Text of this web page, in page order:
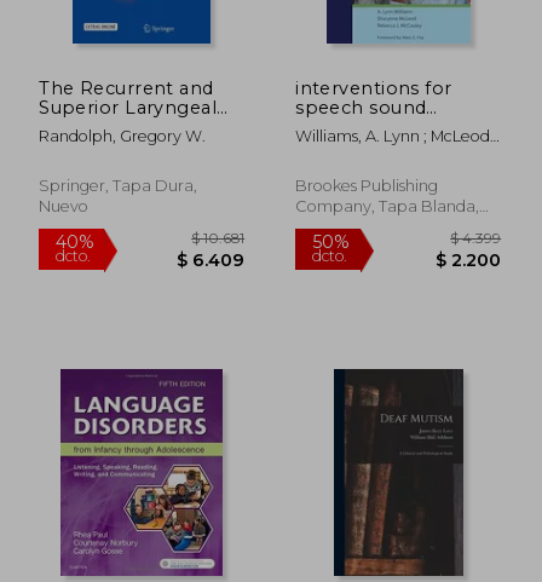
40%
dcto.
$ 10.681
$ 6.409 dcto.
The Recurrent and
Superior Laryngeal
Nerves (en Inglés)
Randolph, Gregory W.
Springer, Tapa Dura,
Nuevo
interventions for
speech sound
disorders in children
(en Inglés)
Williams, A. Lynn ; McLeod,
Rebecca J.
Brookes Publishing
Company, Tapa Blanda,
Usado